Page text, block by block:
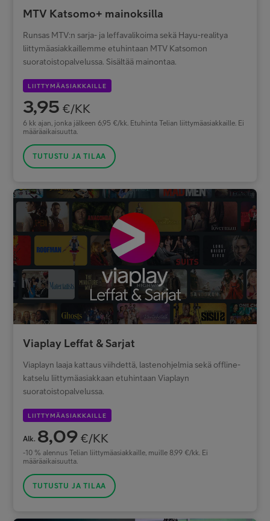
MTV Katsomo+ mainoksilla
Runsas MTV:n sarja- ja leffavalikoima sekä Hayu-realitya
liittymäasiakkaillemme etuhintaan MTV Katsomon
suoratoistopalvelussa. Sisältää mainontaa.
LIITTYMÄASIAKKAILLE
3,95 €/KK
6 kk ajan, jonka jälkeen 6,95 €/kk. Etuhinta Telian liittymäasiakkaille. Ei
määräaikaisuutta.
TUTUSTU JA TILAA
Viaplay Leffat & Sarjat
Viaplayn laaja kattaus viihdettä, lastenohjelmia sekä offline-
katselu liittymäasiakkaan etuhintaan Viaplayn
suoratoistopalvelussa.
LIITTYMÄASIAKKAILLE
Alk. 8,09 €/KK
-10 % alennus Telian liittymäasiakkaille, muille 8,99 €/kk. Ei
määräaikaisuutta.
TUTUSTU JA TILAA